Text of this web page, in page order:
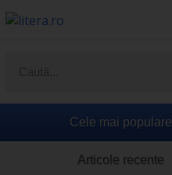
Cele mai populare
Articole recente